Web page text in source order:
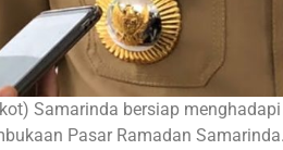
Samarinda bersiap
Pasar Ramadan Samarinda.